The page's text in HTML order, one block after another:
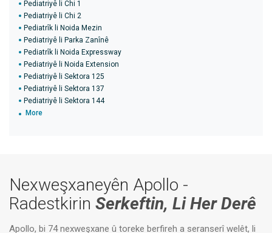
Pediatriyê li Chi 1
Pediatriyê li Chi 2
Pediatrîk li Noida Mezin
Pediatriyê li Parka Zanînê
Pediatrîk li Noida Expressway
Pediatriyê li Noida Extension
Pediatriyê li Sektora 125
Pediatriyê li Sektora 137
Pediatriyê li Sektora 144
More
Nexweşxaneyên Apollo -
Radestkirin Serkeftin, Li Her Derê
Apollo, bi 74 nexweşxane û toreke berfireh a seranserî welêt, li